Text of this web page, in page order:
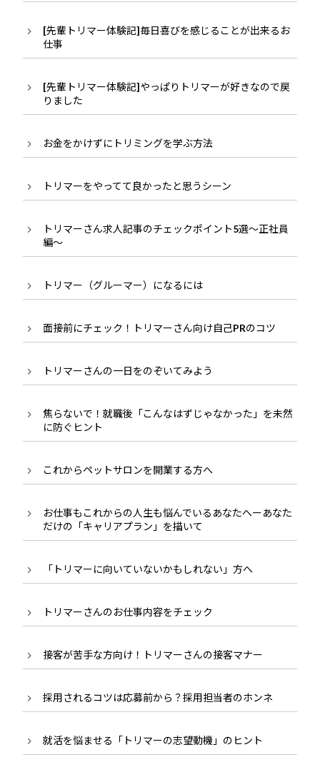
[先輩トリマー体験記]毎日喜びを感じることが出来るお
仕事
[先輩トリマー体験記]やっぱりトリマーが好きなので戻
りました
お金をかけずにトリミングを学ぶ方法
トリマーをやってて良かったと思うシーン
トリマーさん求人記事のチェックポイント5選～正社員
編～
トリマー（グルーマー）になるには
面接前にチェック！トリマーさん向け自己PRのコツ
トリマーさんの一日をのぞいてみよう
焦らないで！就職後「こんなはずじゃなかった」を未然
に防ぐヒント
これからペットサロンを開業する方へ
お仕事もこれからの人生も悩んでいるあなたへーあなた
だけの「キャリアプラン」を描いて
「トリマーに向いていないかもしれない」方へ
トリマーさんのお仕事内容をチェック
接客が苦手な方向け！トリマーさんの接客マナー
採用されるコツは応募前から？採用担当者のホンネ
就活を悩ませる「トリマーの志望動機」のヒント